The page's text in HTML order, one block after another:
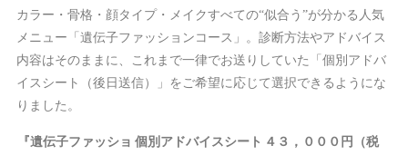
カラー・骨格・顔タイプ・メイクすべての“似合う”が分かる人気
メニュー「遺伝子ファッションコース」。診断方法やアドバイス
内容はそのままに、これまで一律でお送りしていた「個別アドバ
イスシート（後日送信）」をご希望に応じて選択できるようにな
りました。
『遺伝子ファッショ 個別アドバイスシート ４３，０００円（税